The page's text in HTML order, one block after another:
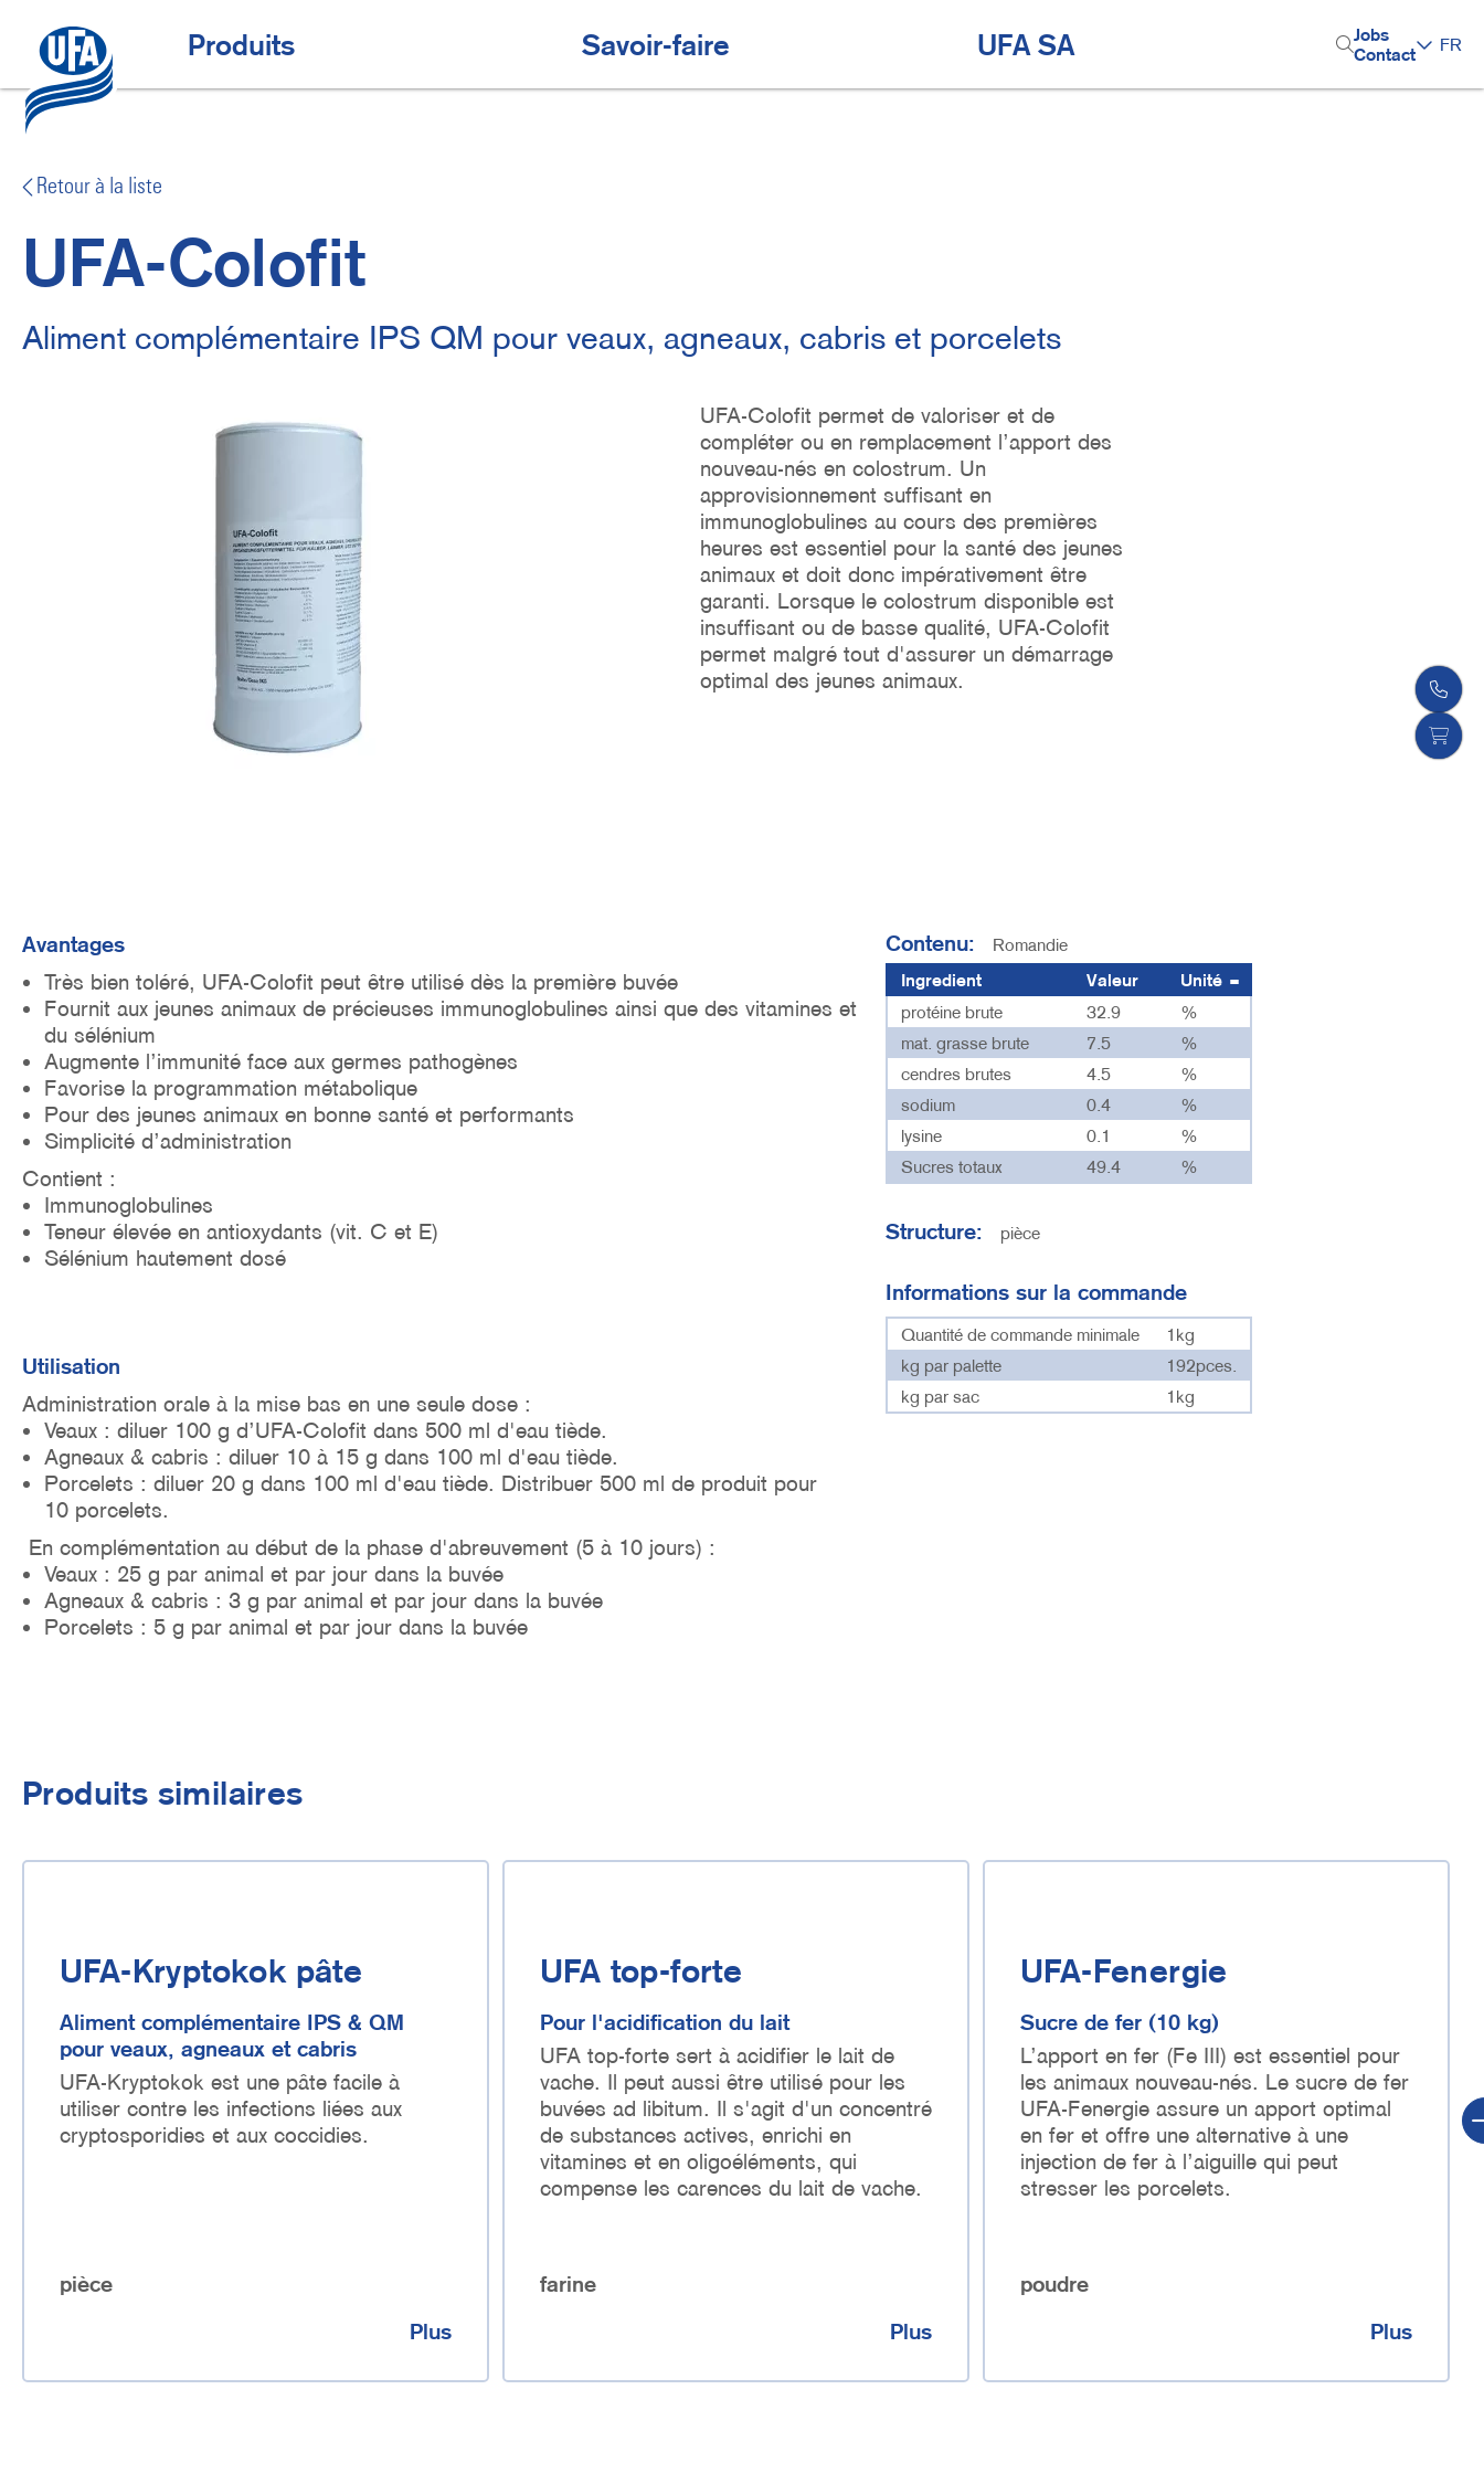
contenu
principal
H
a
a
v
i
g
Produits Savoir-faire UFA SA
H
Jobs
Contact
FR
Offres spéciales
Top-thèmes
Retour à la liste
UFA-Colofit
Aliment complémentaire IPS QM pour veaux, agneaux, cabris et porcelets
UFA-Colofit permet de valoriser et de
compléter ou en remplacement l’apport des
nouveau-nés en colostrum. Un
approvisionnement suffisant en
immunoglobulines au cours des premières
heures est essentiel pour la santé des jeunes
animaux et doit donc impérativement être
garanti. Lorsque le colostrum disponible est
insuffisant ou de basse qualité, UFA-Colofit
permet malgré tout d'assurer un démarrage
optimal des jeunes animaux.
Avantages
Très bien toléré, UFA-Colofit peut être utilisé dès la première buvée
Fournit aux jeunes animaux de précieuses immunoglobulines ainsi que des vitamines et
du sélénium
Augmente l’immunité face aux germes pathogènes
Favorise la programmation métabolique
Pour des jeunes animaux en bonne santé et performants
Simplicité d’administration
Contient :
Immunoglobulines
Teneur élevée en antioxydants (vit. C et E)
Sélénium hautement dosé
Utilisation
Administration orale à la mise bas en une seule dose :
Veaux : diluer 100 g d’UFA-Colofit dans 500 ml d'eau tiède.
Agneaux & cabris : diluer 10 à 15 g dans 100 ml d'eau tiède.
Porcelets : diluer 20 g dans 100 ml d'eau tiède. Distribuer 500 ml de produit pour
10 porcelets.
En complémentation au début de la phase d'abreuvement (5 à 10 jours) :
Veaux : 25 g par animal et par jour dans la buvée
Agneaux & cabris : 3 g par animal et par jour dans la buvée
Porcelets : 5 g par animal et par jour dans la buvée
Contenu:
Romandie
Ingredient
Valeur
Unité
protéine brute
32.9
%
mat. grasse brute
7.5
%
cendres brutes
4.5
%
sodium
0.4
%
lysine
0.1
%
Sucres totaux
49.4 %
Structure: pièce
Informations sur la commande
Quantité de commande minimale
1kg
kg par palette
192pces.
kg par sac
1kg
Produits similaires
UFA-Kryptokok pâte
Aliment complémentaire IPS & QM
pour veaux, agneaux et cabris
UFA-Kryptokok est une pâte facile à
utiliser contre les infections liées aux
cryptosporidies et aux coccidies.
pièce
Plus
UFA top-forte
Pour l'acidification du lait
UFA top-forte sert à acidifier le lait de
vache. Il peut aussi être utilisé pour les
buvées ad libitum. Il s'agit d'un concentré
de substances actives, enrichi en
vitamines et en oligoéléments, qui
compense les carences du lait de vache.
farine
Plus
UFA-Fenergie
Sucre de fer (10 kg)
L’apport en fer (Fe III) est essentiel pour
les animaux nouveau-nés. Le sucre de fer
UFA-Fenergie assure un apport optimal
en fer et offre une alternative à une
injection de fer à l’aiguille qui peut
stresser les porcelets.
poudre
Plus